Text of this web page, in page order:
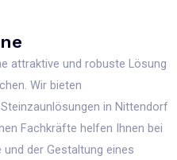
attraktive und robuste Lösung
Wir bieten
in Nittendorf
Fachkräfte helfen Ihnen bei
der Gestaltung eines